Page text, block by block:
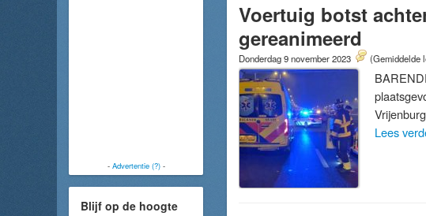
- Advertentie (?)-
Blijf op de hoogte
Voertuig botst
gereanimeerd
Donderdag 9 november 2023 (Gemiddelde
Lees